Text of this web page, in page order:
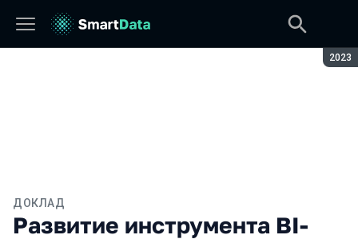
2023
ДОКЛАД
Развитие инструмента BI-